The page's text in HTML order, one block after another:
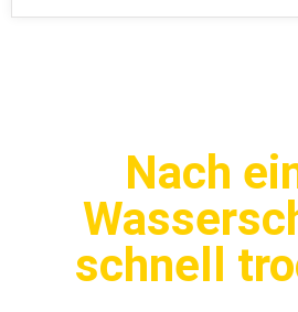
Nach
schnell